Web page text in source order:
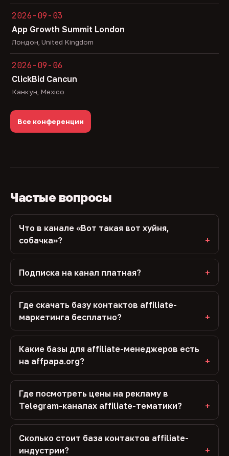
2026-09-03
App Growth Summit London
Лондон, United Kingdom
2026-09-06
ClickBid Cancun
Канкун, Mexico
Все конференции
Частые вопросы
Что в канале «Вот такая вот хуйня,
собачка»?
Подписка на канал платная?
Где скачать базу контактов affiliate-
маркетинга бесплатно?
Какие базы для affiliate-менеджеров есть
на affpapa.org?
Где посмотреть цены на рекламу в
Telegram-каналах affiliate-тематики?
Сколько стоит база контактов affiliate-
индустрии?